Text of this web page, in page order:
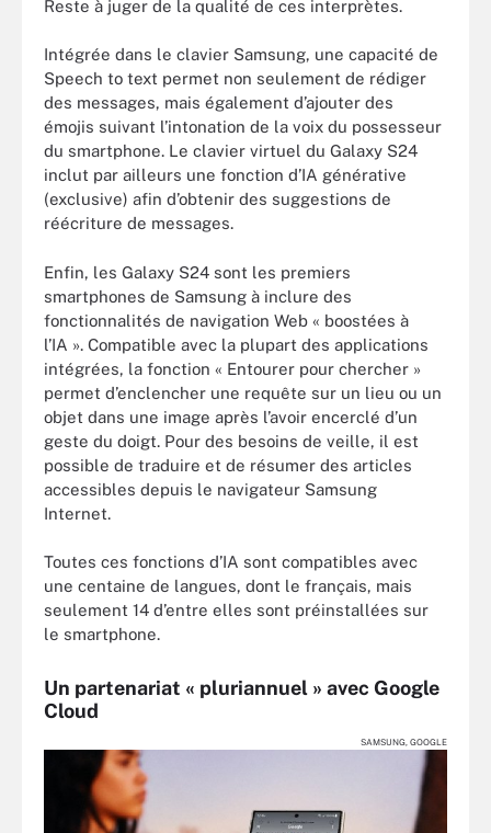
Reste à juger de la qualité de ces interprètes.
Intégrée dans le clavier Samsung, une capacité de
Speech to text permet non seulement de rédiger
des messages, mais également d’ajouter des
émojis suivant l’intonation de la voix du possesseur
du smartphone. Le clavier virtuel du Galaxy S24
inclut par ailleurs une fonction d’IA générative
(exclusive) afin d’obtenir des suggestions de
réécriture de messages.
Enfin, les Galaxy S24 sont les premiers
smartphones de Samsung à inclure des
fonctionnalités de navigation Web « boostées à
l’IA ». Compatible avec la plupart des applications
intégrées, la fonction « Entourer pour chercher »
permet d’enclencher une requête sur un lieu ou un
objet dans une image après l’avoir encerclé d’un
geste du doigt. Pour des besoins de veille, il est
possible de traduire et de résumer des articles
accessibles depuis le navigateur Samsung
Internet.
Toutes ces fonctions d’IA sont compatibles avec
une centaine de langues, dont le français, mais
seulement 14 d’entre elles sont préinstallées sur
le smartphone.
Un partenariat « pluriannuel » avec Google
Cloud
SAMSUNG, GOOGLE